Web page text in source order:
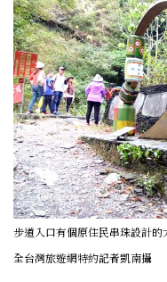
步道入口有個原住民串珠設計
全台灣旅遊網特約記者凱南攝